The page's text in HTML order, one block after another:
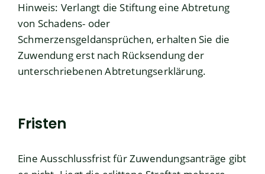
Hinweis: Verlangt die Stiftung eine Abtretung
von Schadens- oder
Schmerzensgeldansprüchen, erhalten Sie die
Zuwendung erst nach Rücksendung der
unterschriebenen Abtretungserklärung.
Fristen
Eine Ausschlussfrist für Zuwendungsanträge gibt